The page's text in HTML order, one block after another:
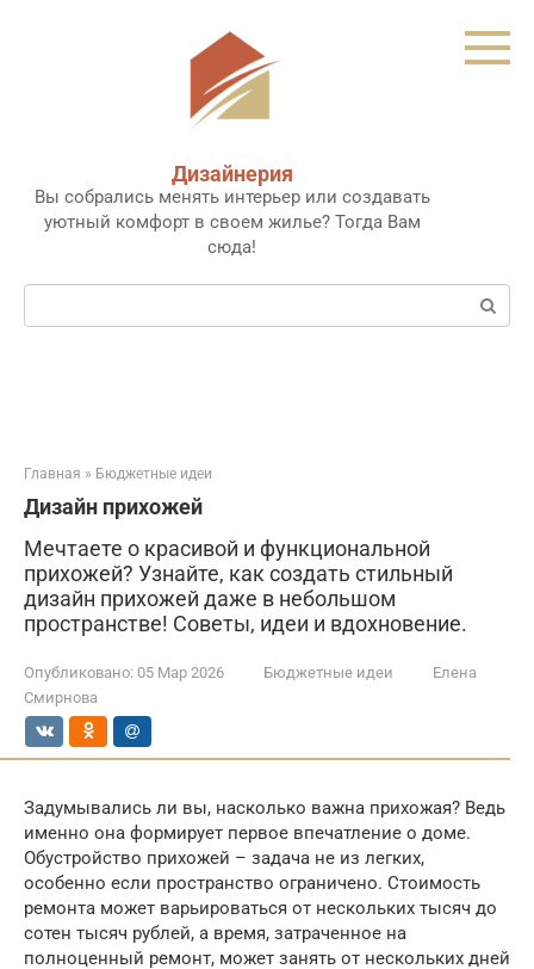
Дизайнерия
Вы собрались менять интерьер или создавать
уютный комфорт в своем жилье? Тогда Вам
сюда!
Поиск:
Главная » Бюджетные идеи
Дизайн прихожей
Мечтаете о красивой и функциональной
прихожей? Узнайте, как создать стильный
дизайн прихожей даже в небольшом
пространстве! Советы, идеи и вдохновение.
Опубликовано: 05 Мар 2026 Бюджетные идеи
Елена
Смирнова
Задумывались ли вы, насколько важна прихожая? Ведь
именно она формирует первое впечатление о доме.
Обустройство прихожей – задача не из легких,
особенно если пространство ограничено. Стоимость
ремонта может варьироваться от нескольких тысяч до
сотен тысяч рублей, а время, затраченное на
полноценный ремонт, может занять от нескольких дней